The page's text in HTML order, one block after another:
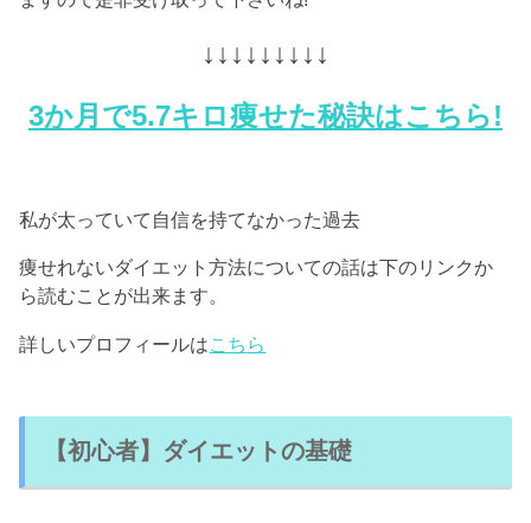
↓↓↓↓↓↓↓↓↓
3か月で5.7キロ痩せた秘訣はこちら!
私が太っていて自信を持てなかった過去
痩せれないダイエット方法についての話は下のリンクか
ら読むことが出来ます。
詳しいプロフィールは こちら
【初心者】ダイエットの基礎